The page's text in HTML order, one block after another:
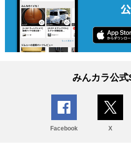
みんカラ公式
Facebook X